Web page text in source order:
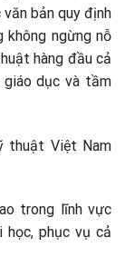
bản quy định
không ngừng nỗ
hàng đầu cả
dục và tầm
thuật Việt Nam
trong lĩnh vực
phục vụ cả